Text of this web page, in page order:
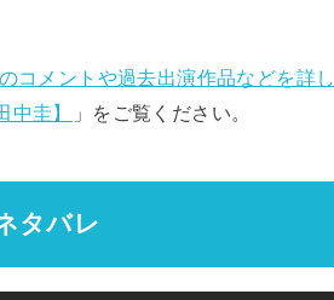
メントや過去出演作品などを詳し
圭】
」をご覧ください。
タバレ